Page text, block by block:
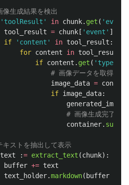
' toolResult ' in chunk. get ( ' event
tool_result = chunk [ ' event ' ][
if
' content ' in tool_result :
for content in tool_result
if content . get ( ' type
image_data = content
if image_data:
generated_images
container.
text := extract_text (chunk):
buffer += text
text_holder.markdown( buffer